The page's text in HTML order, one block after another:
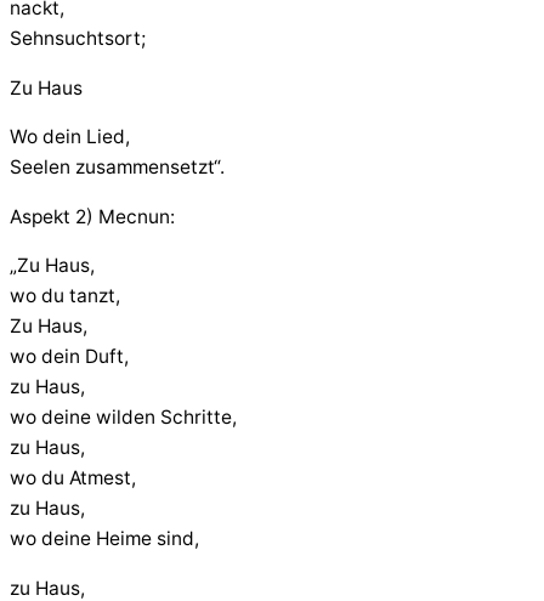
nackt,
Sehnsuchtsort;
Zu Haus
Wo dein Lied,
Seelen zusammensetzt“.
Aspekt 2) Mecnun:
„Zu Haus,
wo du tanzt,
Zu Haus,
wo dein Duft,
zu Haus,
wo deine wilden Schritte,
zu Haus,
wo du Atmest,
zu Haus,
wo deine Heime sind,
zu Haus,